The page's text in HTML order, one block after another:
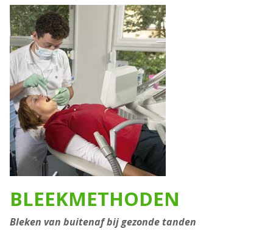
BLEEKMETHODEN
Bleken van buitenaf bij gezonde tanden